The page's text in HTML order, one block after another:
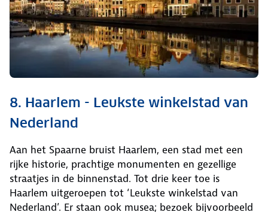
8. Haarlem - Leukste winkelstad van
Nederland
Aan het Spaarne bruist Haarlem, een stad met een
rijke historie, prachtige monumenten en gezellige
straatjes in de binnenstad. Tot drie keer toe is
Haarlem uitgeroepen tot ‘Leukste winkelstad van
Nederland’. Er staan ook musea; bezoek bijvoorbeeld